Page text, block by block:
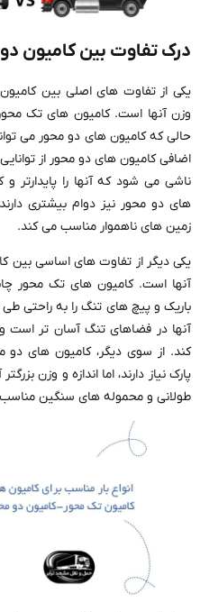
درک تفاوت بین کامیون
یکی از تفاوت های اصلی بین
اضافی کامیون های دو محور از
ناشی می شود که آنها را پایدارتر
های دو محور نیز دوام بیشتری
زمین های ناهموار مناسب می کند.
یکی دیگر از تفاوت های اساسی بین
آنها است. کامیون های تک محور
باریک و پیچ های تنگ را به راحتی
آنها در فضاهای تنگ آسان تر است
کند. از سوی دیگر، کامیون های
پارک نیاز دارند، اما اندازه و وزن
طولانی و محموله های سنگین